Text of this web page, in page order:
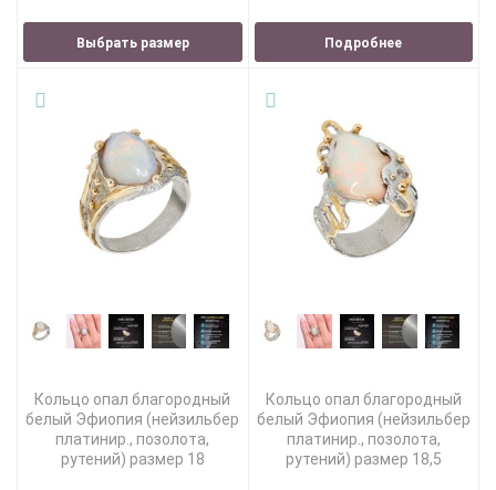
Выбрать размер Подробнее
Кольцо опал благородный
белый Эфиопия (нейзильбер
платинир., позолота,
рутений) размер 18
Кольцо опал благородный
белый Эфиопия (нейзильбер
платинир., позолота,
рутений) размер 18,5